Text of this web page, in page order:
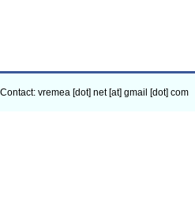
Contact: vremea [dot] net [at] gmail [dot] com